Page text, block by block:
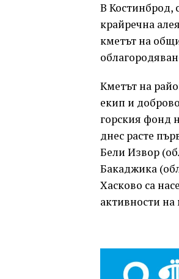
В Костинброд,
крайречна
кметът на
Кметът на
екип и
горския фонд
днес расте
Бели Извор
Бакаджика
Хасково са
активности